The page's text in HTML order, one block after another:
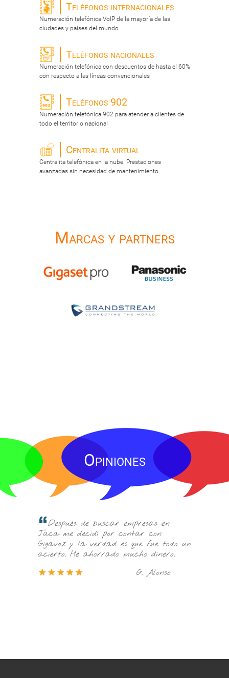
Teléfonos internacionales
Numeración telefónica VoIP de la mayoría de las
ciudades y paises del mundo
Teléfonos nacionales
Numeración telefónica con descuentos de hasta el 60%
con respecto a las líneas convencionales
Teléfonos 902
Numeración telefónica 902 para atender a clientes de
todo el territorio nacional
Centralita virtual
Centralita telefónica en la nube. Prestaciones
avanzadas sin necesidad de mantenimiento
Marcas y partners
Opiniones
en
que fue todo un
dinero.
G. Alonso
Es el mejor técnico con el que he
tratado. Me ha instalado y configurado
todos los teléfonos, con explicación
incluida, en muy poco tiempo y sin